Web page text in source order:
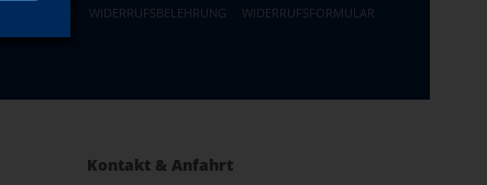
WIDERRUFSBELEHRUNG WIDERRUFSFORMULAR
Kontakt & Anfahrt